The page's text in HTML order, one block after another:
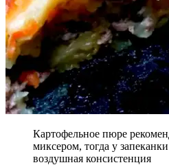
Картофельное пюре
миксером, тогда у
воздушная консистенция